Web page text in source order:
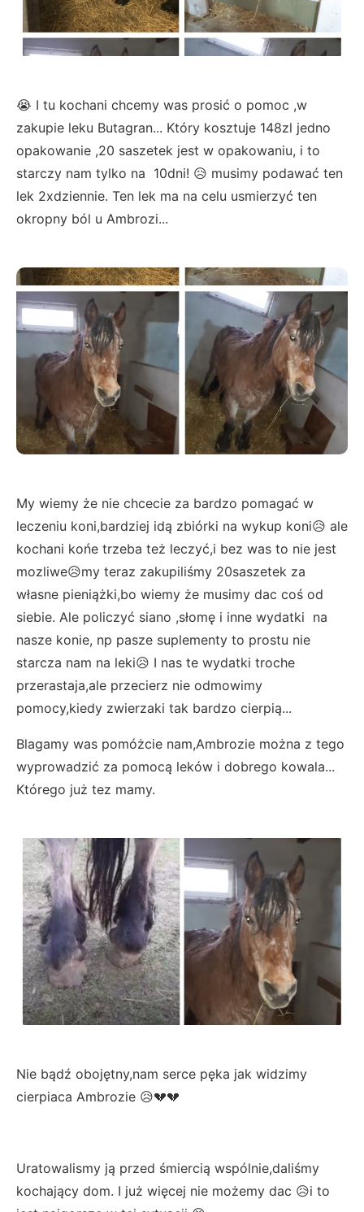
😭 I tu kochani chcemy was prosić o pomoc ,w
zakupie leku Butagran... Który kosztuje 148zl jedno
opakowanie ,20 saszetek jest w opakowaniu, i to
starczy nam tylko na 10dni! 😥 musimy podawać ten
lek 2xdziennie. Ten lek ma na celu usmierzyć ten
okropny ból u Ambrozi...
My wiemy że nie chcecie za bardzo pomagać w
leczeniu koni,bardziej idą zbiórki na wykup koni😥 ale
kochani końe trzeba też leczyć,i bez was to nie jest
mozliwe😥my teraz zakupiliśmy 20saszetek za
własne pieniążki,bo wiemy że musimy dac coś od
siebie. Ale policzyć siano ,słomę i inne wydatki na
nasze konie, np pasze suplementy to prostu nie
starcza nam na leki😥 I nas te wydatki troche
przerastaja,ale przecierz nie odmowimy
pomocy,kiedy zwierzaki tak bardzo cierpią...
Blagamy was pomóżcie nam,Ambrozie można z tego
wyprowadzić za pomocą leków i dobrego kowala...
Którego już tez mamy.
Nie bądź obojętny,nam serce pęka jak widzimy
cierpiaca Ambrozie 😥💔💔
Uratowalismy ją przed śmiercią wspólnie,daliśmy
kochający dom. I już więcej nie możemy dac 😥i to